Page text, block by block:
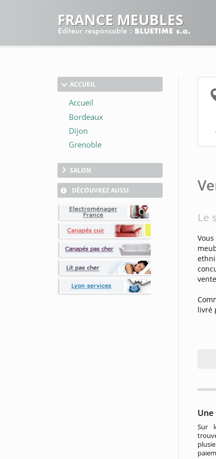
FRANCE MEUBLES
ACCUEIL
SALON
DÉCOUVREZ AUSSI
Le
livré
Sur